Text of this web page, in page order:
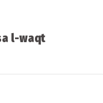
l-waqt